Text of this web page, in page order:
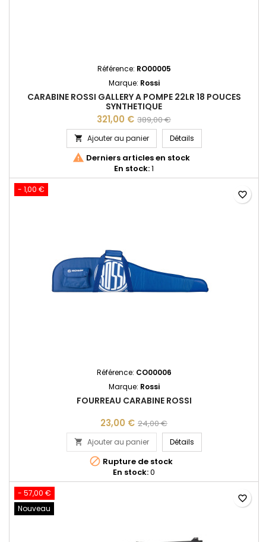
Référence: RO00005
Marque: Rossi
CARABINE ROSSI GALLERY A POMPE 22LR 18 POUCES
SYNTHETIQUE
321,00 € 389,00 €
 Ajouter au panier DétailsCARABINE ROSSI
 Derniers articles en stock
En stock:1
- 1,00 €
Référence: CO00006
Marque: Rossi
FOURREAU CARABINE ROSSI
23,00 € 24,00 €
 Ajouter au panier DétailsFOURREAU
 Rupture de stock
En stock:0
favorite_border
- 57,00 €
Nouveau
favorite_border